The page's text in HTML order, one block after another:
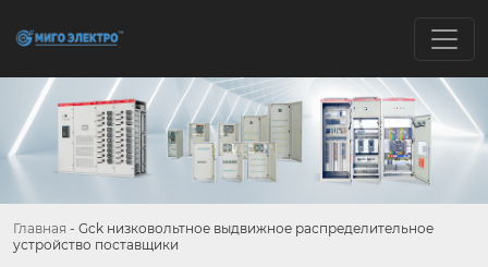
Главная - Gck низковольтное выдвижное распределительное
устройство поставщики